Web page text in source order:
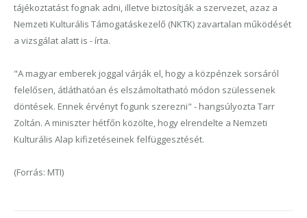
tájékoztatást fognak adni, illetve biztosítják a szervezet, azaz a
Nemzeti Kulturális Támogatáskezelő (NKTK) zavartalan működését
a vizsgálat alatt is - írta.
"A magyar emberek joggal várják el, hogy a közpénzek sorsáról
felelősen, átláthatóan és elszámoltatható módon szülessenek
döntések. Ennek érvényt fogunk szerezni" - hangsúlyozta Tarr
Zoltán. A miniszter hétfőn közölte, hogy elrendelte a Nemzeti
Kulturális Alap kifizetéseinek felfüggesztését.
(Forrás: MTI)